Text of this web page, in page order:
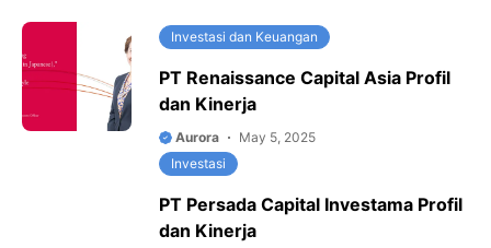
Investasi dan Keuangan
PT Renaissance Capital Asia Profil
dan Kinerja
Aurora
May 5, 2025
Investasi
PT Persada Capital Investama Profil
dan Kinerja